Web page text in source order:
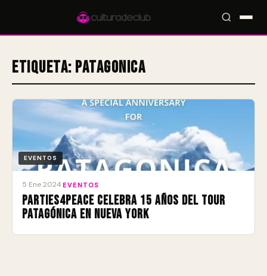
Accesos rápidos:🎪 Eventos🎤 Artistas📍 Locales📰 Magazine
Etiqueta: Patagonica
EVENTOS
5 Ene 2024 EVENTOS
Parties4Peace celebra 15 años del Tour
Patagónica en Nueva York